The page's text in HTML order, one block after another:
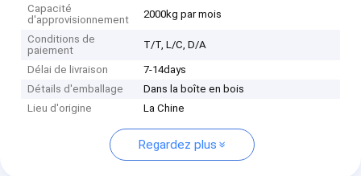
Capacité
d'approvisionnement
2000kg par mois
Conditions de
paiement
T/T, L/C, D/A
Délai de livraison
7-14days
Détails d'emballage
Dans la boîte en bois
Lieu d'origine
La Chine
Regardez plus